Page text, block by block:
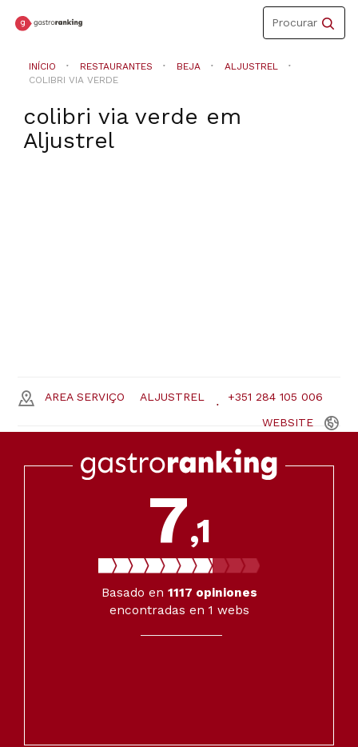
Toggle
navigation
Procurar
INÍCIO RESTAURANTES BEJA
ALJUSTREL
COLIBRI VIA VERDE
colibri via verde em
Aljustrel
AREA SERVIÇO ALJUSTREL +351 284 105 006
WEBSITE
7,1
Basado en 1117 opiniones
encontradas en 1 webs